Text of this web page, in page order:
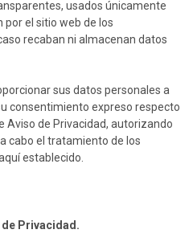
usados únicamente
el sitio web de los
recaban ni almacenan datos
sus datos personales a
consentimiento expreso respecto
Aviso de Privacidad, autorizando
cabo el tratamiento de los
establecido.
Privacidad.